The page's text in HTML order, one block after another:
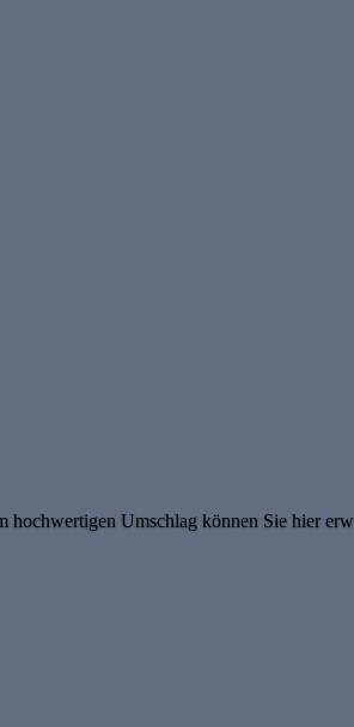
hochwertigen Umschlag können Sie hier